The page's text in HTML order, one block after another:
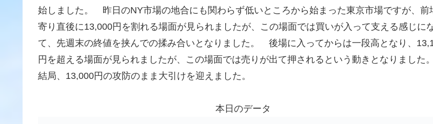
始しました。 昨日のNY市場の地合にも関わらず低いところから始まった東京市場ですが、前
寄り直後に13,000円を割れる場面が見られましたが、この場面では買いが入って支える感じに
て、先週末の終値を挟んでの揉み合いとなりました。 後場に入ってからは一段高となり、
円を超える場面が見られましたが、この場面では売りが出て押されるという動きとなりました
結局、13,000円の攻防のまま大引けを迎えました。
本日のデータ